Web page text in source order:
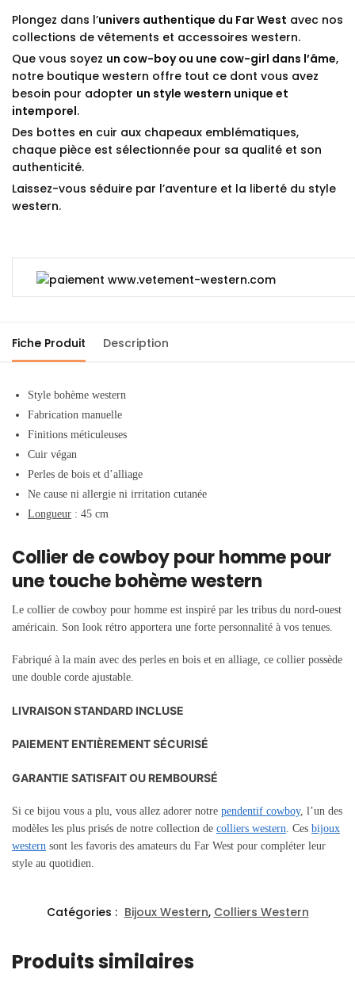
Plongez dans l’univers authentique du Far West avec nos
collections de vêtements et accessoires western.
Que vous soyez un cow-boy ou une cow-girl dans l’âme,
notre boutique western offre tout ce dont vous avez
besoin pour adopter un style western unique et
intemporel.
Des bottes en cuir aux chapeaux emblématiques,
chaque pièce est sélectionnée pour sa qualité et son
authenticité.
Laissez-vous séduire par l’aventure et la liberté du style
western.
Fiche Produit Description
Style bohème western
Fabrication manuelle
Finitions méticuleuses
Cuir végan
Perles de bois et d’alliage
Ne cause ni allergie ni irritation cutanée
Longueur : 45 cm
Collier de cowboy pour homme pour
une touche bohème western
Le collier de cowboy pour homme est inspiré par les tribus du nord-ouest
américain. Son look rétro apportera une forte personnalité à vos tenues.
Fabriqué à la main avec des perles en bois et en alliage, ce collier possède
une double corde ajustable.
LIVRAISON STANDARD INCLUSE
PAIEMENT ENTIÈREMENT SÉCURISÉ
GARANTIE SATISFAIT OU REMBOURSÉ
Si ce bijou vous a plu, vous allez adorer notre pendentif cowboy, l’un des
modèles les plus prisés de notre collection de colliers western . Ces bijoux
western sont les favoris des amateurs du Far West pour compléter leur
style au quotidien.
Catégories : Bijoux Western, Colliers Western
Produits similaires